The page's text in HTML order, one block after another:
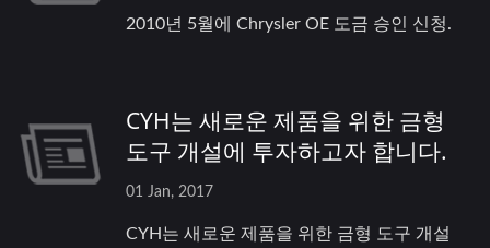
2010년 5월에 Chrysler OE 도금 승인 신청.
CYH는 새로운 제품을 위한 금형
도구 개설에 투자하고자 합니다.
01 Jan, 2017
CYH는 새로운 제품을 위한 금형 도구 개설